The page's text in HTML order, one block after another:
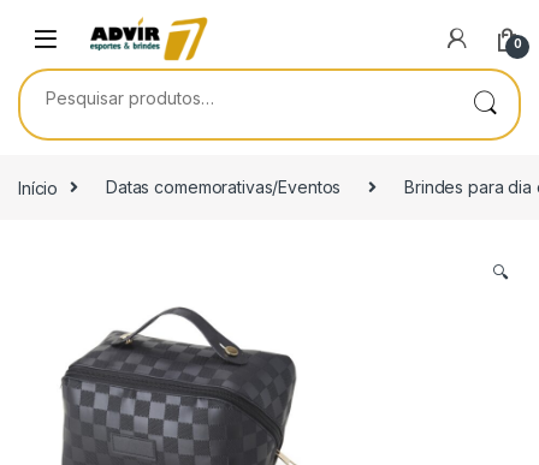
0
Pesquisar por:
Início Datas comemorativas/Eventos Brindes para dia
🔍